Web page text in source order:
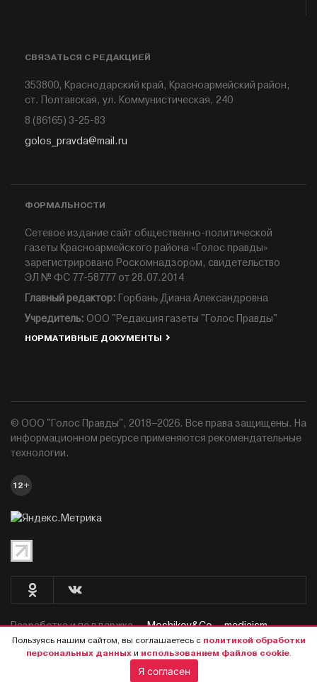
СВЯЗАТЬСЯ С РЕДАКЦИЕЙ
353800, Краснодарский край, Красноармейский район,
ст. Полтавская, ул. Коммунистическая, 240
8 (86165) 3-25-83
golos_pravda@mail.ru
ФОРМАЛЬНОСТИ
Сетевое издание сайт общественно-политической
газеты Красноармейского района «Голос правды»
зарегистрировано Роскомнадзором, свидетельство
ЭЛ № ФС 77-58777 от 28.07.2014
Главный редактор: Горбань Диана Александровна
Учредитель: ООО "Редакция газеты "Голос Правды"
НОРМАТИВНЫЕ ДОКУМЕНТЫ
© ООО "Голос Правды", 2018–2026. Все права защищены. На
информационном ресурсе применяются рекомендательные
технологии.
12+
Разработка и поддержка —Moshikov&Co. - mediaism.
Пользуясь нашим сайтом, вы соглашаетесь с политикой обработки
персональных данныхи использованием файлов cookie.
Я согласен